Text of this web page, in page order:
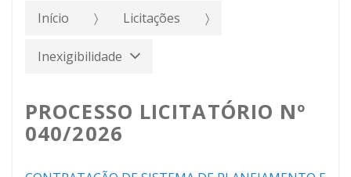
Início Licitações
Inexigibilidade
PROCESSO LICITATÓRIO Nº
040/2026